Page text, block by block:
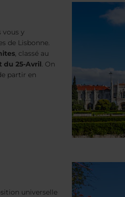
vous y
de Lisbonne.
, classé au
du 25-Avril. On
partir en
universelle